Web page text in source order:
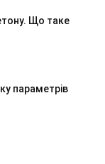
Що таке
параметрів